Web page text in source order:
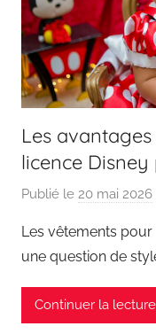
Les
licence
Publié le 20 mai 2026
Les vêtements
une question de
Continuer la lecture